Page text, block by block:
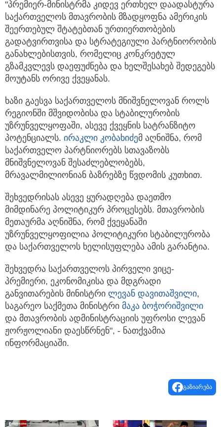
"პრემიერ-მინისტრმა კიდევ ერთხელ დაადასტურა
საქართველოს მთავრობის მზადყოფნა ამერიკის
შეერთებულ შტატებთან ურთიერთობების
გადატვირთვისა და სტრატეგიული პარტნიორობის
განახლებისთვის, რომელიც კონკრეტულ
გზამკვლევს დაეფუძნება და ხელშესახებ შედეგებს
მოუტანს ორივე ქვეყანას.
ხაზი გაესვა საქართველოს მნიშვნელოვან როლს
რეგიონში მშვიდობისა და სტაბილურობის
უზრუნველყოფაში, ასევე ქვეყნის სატრანზიტო
პოტენციალს. ირაკლი კობახიძემ აღნიშნა, რომ
საქართველო პარტნიორებს სთავაზობს
მნიშვნელოვან შესაძლებლობებს,
მრავალმილიონიან ბაზრებზე წვდომის კუთხით.
შეხვედრისას ასევე ყურადღება დაეთმო
მიმდინარე პოლიტიკურ პროცესებს. მთავრობის
მეთაურმა აღნიშნა, რომ ქვეყანაში
უზრუნველყოფილია პოლიტიკური სტაბილურობა
და საქართველოს ხელისუფლება ამის გარანტია.
შეხვედრა საქართველოს პირველი ვიცე-
პრემიერი, ეკონომიკისა და მდგრადი
განვითარების მინისტრი ლევან დავითაშვილი,
საგარეო საქმეთა მინისტრი მაკა ბოჭორიშვილი
და მთავრობის ადმინისტრაციის უფროსი ლევან
ჟორჟოლიანი დაესწრნენ", - ნათქვამია
ინფორმაციაში.
გაზიარება